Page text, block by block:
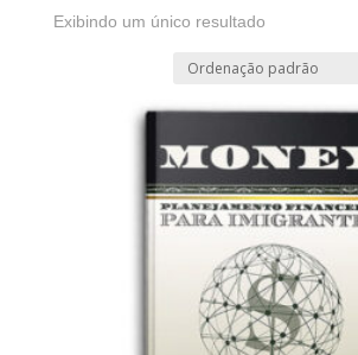
Exibindo um único resultado